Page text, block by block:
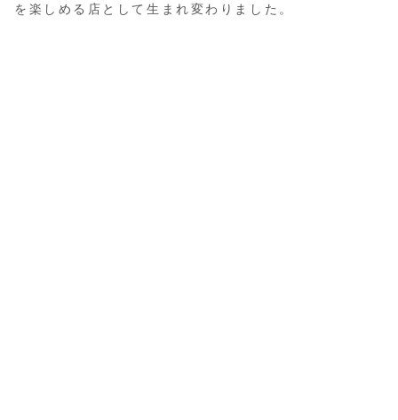
を楽しめる店として生まれ変わりました。